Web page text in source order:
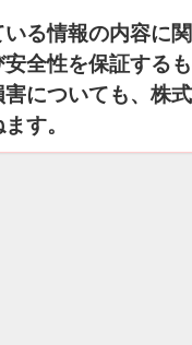
る情報の内容に
全性を保証する
についても、株
す。